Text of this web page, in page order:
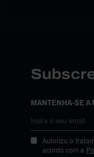
MANTENHA-SE A
Autorizo o
acordo com a